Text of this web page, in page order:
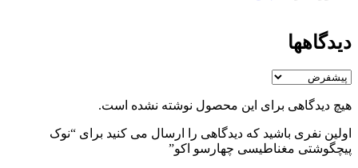
دیدگاهها
هیچ دیدگاهی برای این محصول نوشته نشده است.
اولین نفری باشید که دیدگاهی را ارسال می کنید برای “نوک
پیچگوشتی مغناطیسی چهارسو اکو”